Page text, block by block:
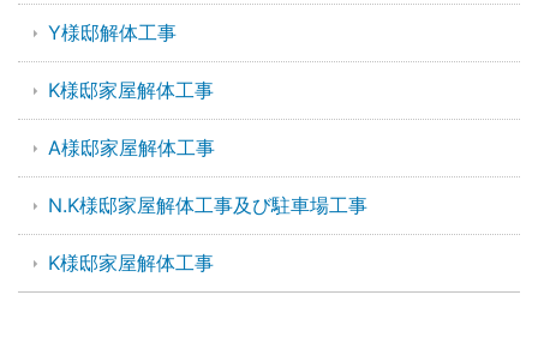
Y様邸解体工事
K様邸家屋解体工事
A様邸家屋解体工事
N.K様邸家屋解体工事及び駐車場工事
K様邸家屋解体工事